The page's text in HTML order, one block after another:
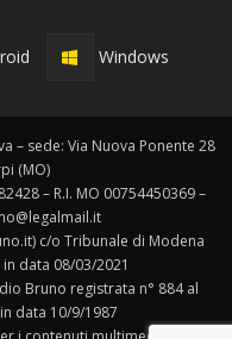
Windows
– sede: Via Nuova Ponente 28
(MO)
– R.I. MO 00754450369 –
c/o Tribunale di Modena
data 08/03/2021
Bruno registrata n° 884 al
data 10/9/1987